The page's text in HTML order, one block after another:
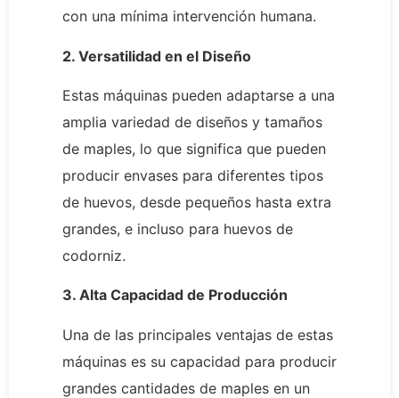
con una mínima intervención humana.
2. Versatilidad en el Diseño
Estas máquinas pueden adaptarse a una
amplia variedad de diseños y tamaños
de maples, lo que significa que pueden
producir envases para diferentes tipos
de huevos, desde pequeños hasta extra
grandes, e incluso para huevos de
codorniz.
3. Alta Capacidad de Producción
Una de las principales ventajas de estas
máquinas es su capacidad para producir
grandes cantidades de maples en un